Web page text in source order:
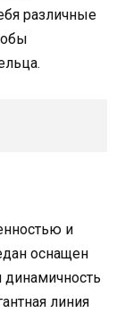
различные
и
оснащен
линия